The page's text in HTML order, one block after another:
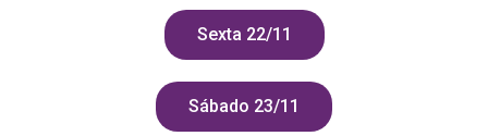
Sexta 22/11
Sábado 23/11